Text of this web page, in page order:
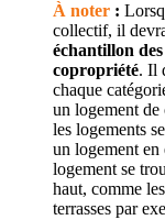
À noter :
collectif, il
échantillon
copropriété. Il
chaque
un logement de
les logements
un logement en
logement se
haut, comme
terrasses par